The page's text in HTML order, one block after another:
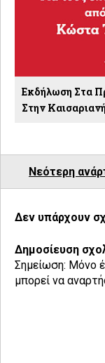
Εκδήλωση Στα
Στην
Νεότερη
Δεν υπάρχουν
Δημοσίευση
Σημείωση: Μόνο
μπορεί να